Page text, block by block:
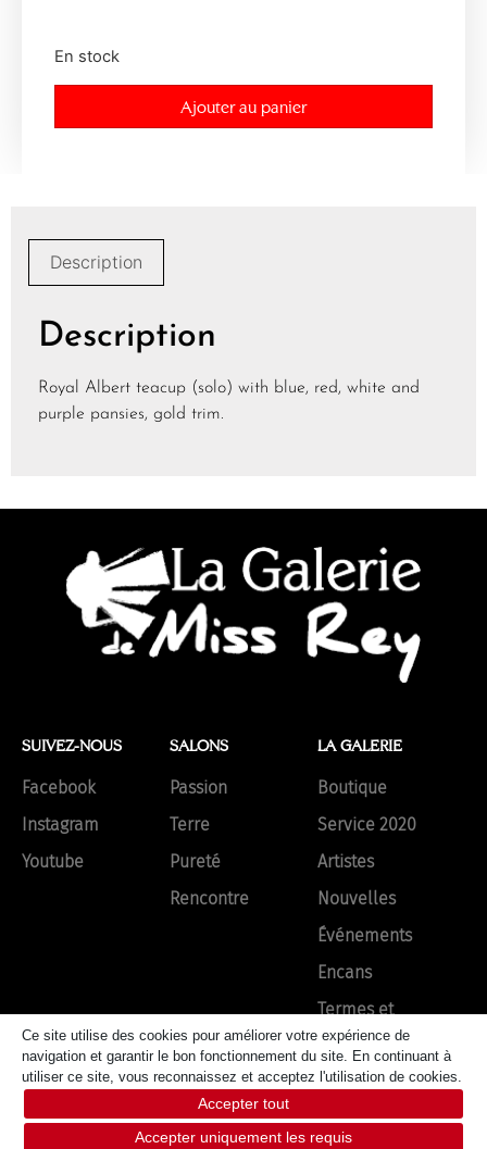
En stock
Ajouter au panier
Description
Description
Royal Albert teacup (solo) with blue, red, white and
purple pansies, gold trim.
SUIVEZ-NOUS
Facebook
Instagram
Youtube
SALONS
Passion
Terre
Pureté
Rencontre
LA GALERIE
Boutique
Service 2020
Artistes
Nouvelles
Événements
Encans
Termes et
conditions
Ce site utilise des cookies pour améliorer votre expérience de
navigation et garantir le bon fonctionnement du site. En continuant à
utiliser ce site, vous reconnaissez et acceptez l'utilisation de cookies.
Accepter tout
Accepter uniquement les requis